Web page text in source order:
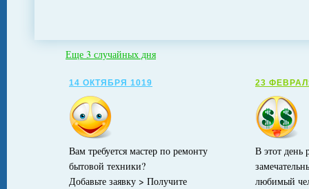
Еще 3 случайных дня
14 ОКТЯБРЯ 1019
Вам требуется мастер по ремонту
бытовой техники?
Добавьте заявку > Получите
23
В этот день
любимый